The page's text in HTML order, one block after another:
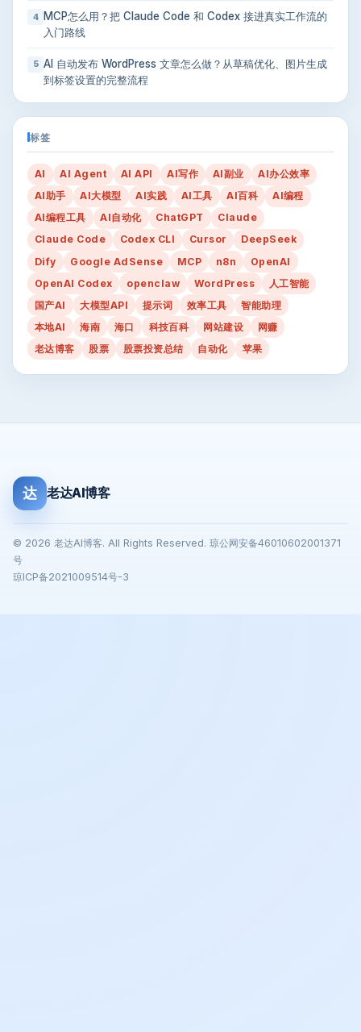
4
MCP怎么用？把 Claude Code 和 Codex 接进真实工作流的
入门路线
5 AI 自动发布 WordPress 文章怎么做？从草稿优化、图片生成
到标签设置的完整流程
标签
AI AI Agent AI API AI写作 AI副业
AI办公效率
AI助手
AI大模型 AI实践 AI工具 AI百科
AI编程
AI编程工具
AI自动化 ChatGPT
Claude
Claude Code
Codex CLI Cursor
DeepSeek
Dify
Google AdSense MCP n8n
OpenAI
OpenAI Codex
openclaw WordPress
人工智能
国产AI
大模型API 提示词 效率工具
智能助理
本地AI
海南 海口 科技百科 网站建设
网赚
老达博客
股票 股票投资总结 自动化 苹果
达 老达AI博客
© 2026 老达AI博客. All Rights Reserved. 琼公网安备46010602001371
号
琼ICP备2021009514号-3